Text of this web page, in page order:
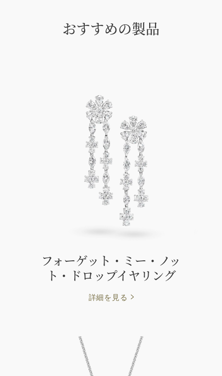
おすすめの製品
フォーゲット・ミー・ノッ
ト・ドロップイヤリング
詳細を見る